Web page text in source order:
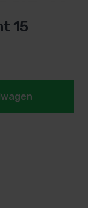
15